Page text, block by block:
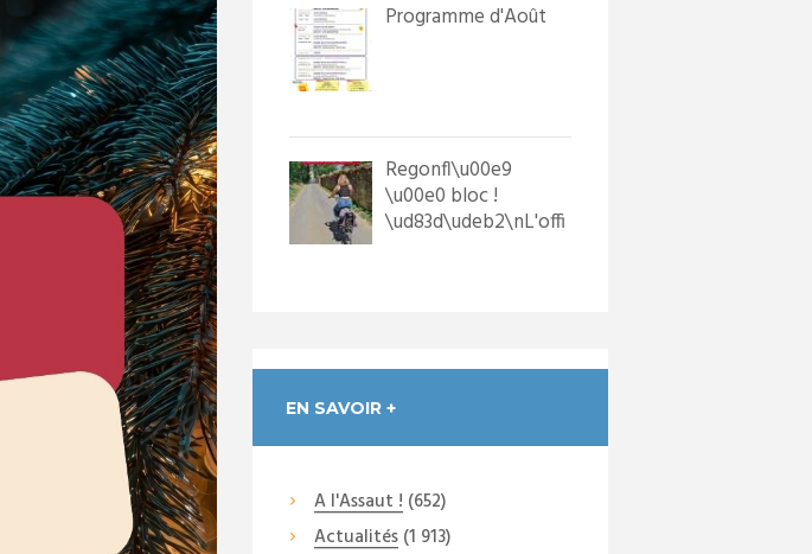
Programme d'Août
Regonfl\u00e9
\u00e0 bloc !
\ud83d\udeb2\nL'offi
EN SAVOIR +
A l'Assaut ! (652)
Actualités(1 913)